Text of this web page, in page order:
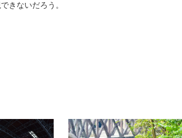
きないだろう。